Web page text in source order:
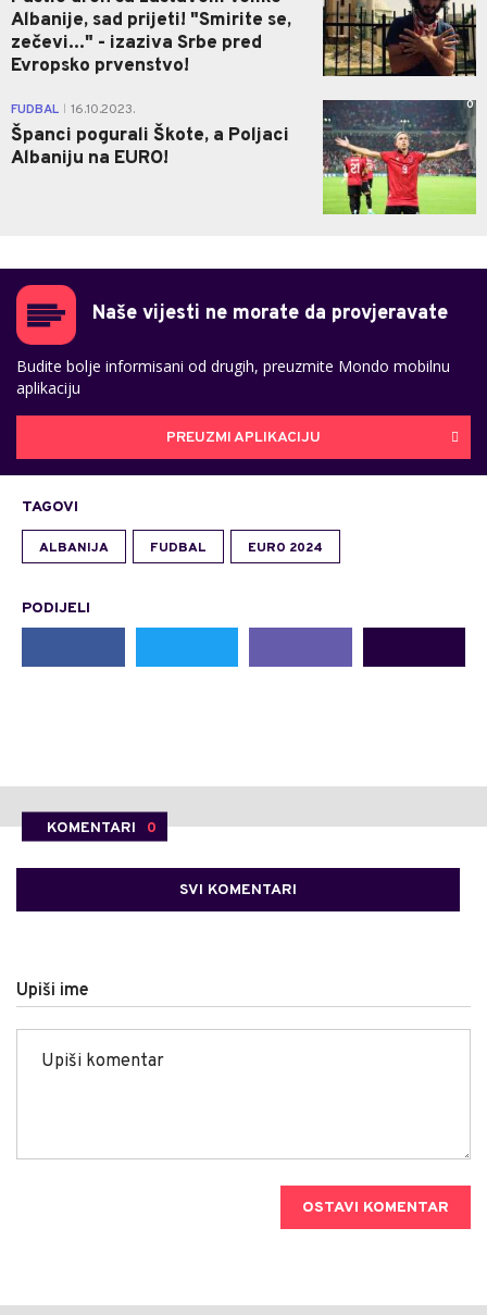
Albanije, sad prijeti! "Smirite se,
zečevi..." - izaziva Srbe pred
Evropsko prvenstvo!
FUDBAL 16.10.2023.
Španci pogurali Škote, a Poljaci
Albaniju na EURO!
0
Naše vijesti ne morate da provjeravate
Budite bolje informisani od drugih, preuzmite Mondo mobilnu
aplikaciju
PREUZMI APLIKACIJU
TAGOVI
ALBANIJA FUDBAL EURO 2024
PODIJELI
KOMENTARI 0
SVI KOMENTARI
Upiši ime
OSTAVI KOMENTAR